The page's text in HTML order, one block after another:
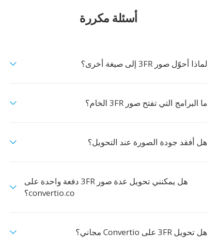
أسئلة مكررة
لماذا أحوّل صور 3FR إلى صيغة أخرى؟
ما البرامج التي تفتح صور 3FR الخام؟
هل أفقد جودة الصورة عند التحويل؟
هل يمكنني تحويل عدة صور 3FR دفعة واحدة على
convertio.co؟
هل تحويل 3FR على Convertio مجاني؟